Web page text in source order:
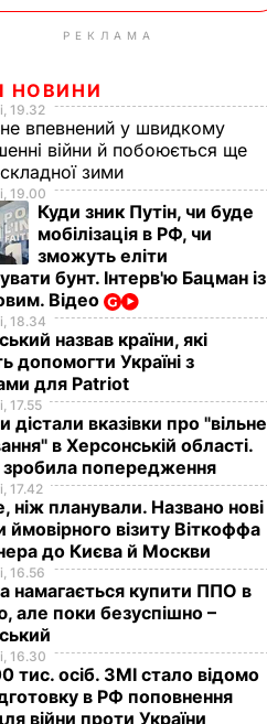
РЕКЛАМА
НОВИНИ
19.32
впевнений у швидкому
війни й побоюється ще
складної зими
19.00
Куди зник Путін, чи буде
мобілізація в РФ, чи
зможуть еліти
бунт. Інтерв'ю Бацман із
Відео
18.34
назвав країни, які
допомогти Україні з
для Patriot
17.55
дістали вказівки про "вільне
в Херсонській області.
попередження
17.42
ніж планували. Названо нові
ймовірного візиту Віткоффа
до Києва й Москви
16.56
намагається купити ППО в
але поки безуспішно –
16.30
тис. осіб. ЗМІ стало відомо
в РФ поповнення
війни проти України